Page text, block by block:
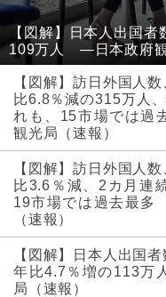
【図解】日本人出国
109万人 ―日本政府観
【図解】訪日外国人
比6.8％減の315万人
れも、15市場では
観光局（速報）
【図解】訪日外国人
比3.6％減、2カ月連
19市場では過去最
（速報）
【図解】日本人出国
年比4.7％増の113
局（速報）